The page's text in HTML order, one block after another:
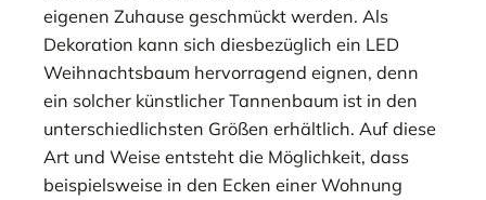
eigenen Zuhause geschmückt werden. Als
Dekoration kann sich diesbezüglich ein LED
Weihnachtsbaum hervorragend eignen, denn
ein solcher künstlicher Tannenbaum ist in den
unterschiedlichsten Größen erhältlich. Auf diese
Art und Weise entsteht die Möglichkeit, dass
beispielsweise in den Ecken einer Wohnung